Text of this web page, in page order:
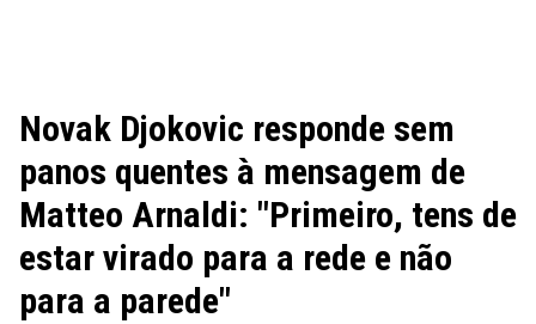
Novak Djokovic responde sem
panos quentes à mensagem de
Matteo Arnaldi: "Primeiro, tens de
estar virado para a rede e não
para a parede"